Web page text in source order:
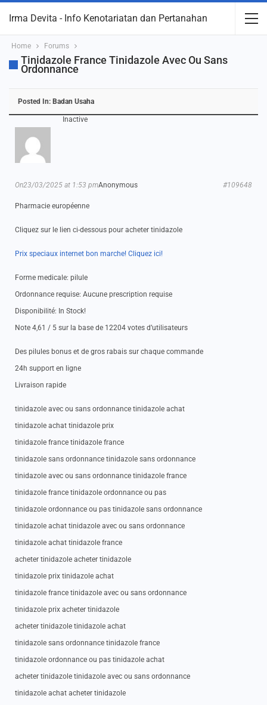
Irma Devita - Info Kenotariatan dan Pertanahan
Home Forums
Tinidazole France Tinidazole Avec Ou Sans
Ordonnance
Posted In: Badan Usaha
Inactive
Anonymous
On23/03/2025 at 1:53 pm #109648
Pharmacie européenne
Cliquez sur le lien ci-dessous pour acheter tinidazole
Prix speciaux internet bon marche! Cliquez ici!
Forme medicale: pilule
Ordonnance requise: Aucune prescription requise
Disponibilité: In Stock!
Note 4,61 / 5 sur la base de 12204 votes d’utilisateurs
Des pilules bonus et de gros rabais sur chaque commande
24h support en ligne
Livraison rapide
tinidazole avec ou sans ordonnance tinidazole achat
tinidazole achat tinidazole prix
tinidazole france tinidazole france
tinidazole sans ordonnance tinidazole sans ordonnance
tinidazole avec ou sans ordonnance tinidazole france
tinidazole france tinidazole ordonnance ou pas
tinidazole ordonnance ou pas tinidazole sans ordonnance
tinidazole achat tinidazole avec ou sans ordonnance
tinidazole achat tinidazole france
acheter tinidazole acheter tinidazole
tinidazole prix tinidazole achat
tinidazole france tinidazole avec ou sans ordonnance
tinidazole prix acheter tinidazole
acheter tinidazole tinidazole achat
tinidazole sans ordonnance tinidazole france
tinidazole ordonnance ou pas tinidazole achat
acheter tinidazole tinidazole avec ou sans ordonnance
tinidazole achat acheter tinidazole